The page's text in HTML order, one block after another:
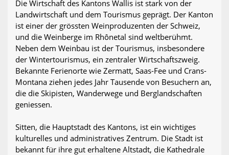
Die Wirtschaft des Kantons Wallis ist stark von der
Landwirtschaft und dem Tourismus geprägt. Der Kanton
ist einer der grössten Weinproduzenten der Schweiz,
und die Weinberge im Rhônetal sind weltberühmt.
Neben dem Weinbau ist der Tourismus, insbesondere
der Wintertourismus, ein zentraler Wirtschaftszweig.
Bekannte Ferienorte wie Zermatt, Saas-Fee und Crans-
Montana ziehen jedes Jahr Tausende von Besuchern an,
die die Skipisten, Wanderwege und Berglandschaften
geniessen.
Sitten, die Hauptstadt des Kantons, ist ein wichtiges
kulturelles und administratives Zentrum. Die Stadt ist
bekannt für ihre gut erhaltene Altstadt, die Kathedrale